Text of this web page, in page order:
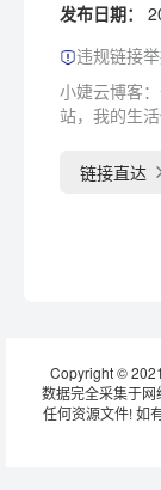
发布日期：
违规链接
小婕云博客
站，我的生
链接直达
Copyright ©
数据完全采集于
任何资源文件! 如